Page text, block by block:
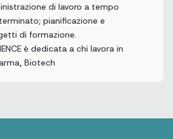
di lavoro a tempo
pianificazione e
di formazione.
è dedicata a chi lavora in
Biotech